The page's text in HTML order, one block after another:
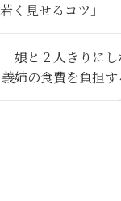
く見せるコツ」
「娘と２人きりに
姉の食費を負担